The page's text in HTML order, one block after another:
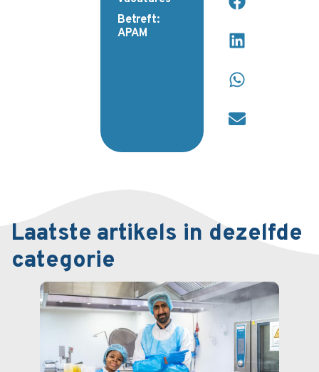
Betreft:
APAM
Laatste artikels in dezelfde
categorie